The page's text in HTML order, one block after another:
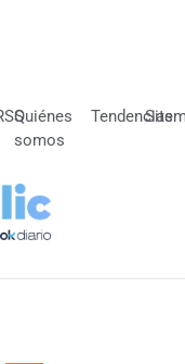
Quiénes
somos
Tendencias